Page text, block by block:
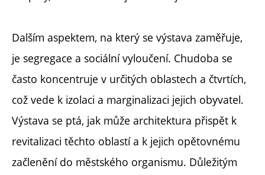
Dalším aspektem, na který se výstava zaměřuje,
je segregace a sociální vyloučení. Chudoba se
často koncentruje v určitých oblastech a čtvrtích,
což vede k izolaci a marginalizaci jejich obyvatel.
Výstava se ptá, jak může architektura přispět k
revitalizaci těchto oblastí a k jejich opětovnému
začlenění do městského organismu. Důležitým